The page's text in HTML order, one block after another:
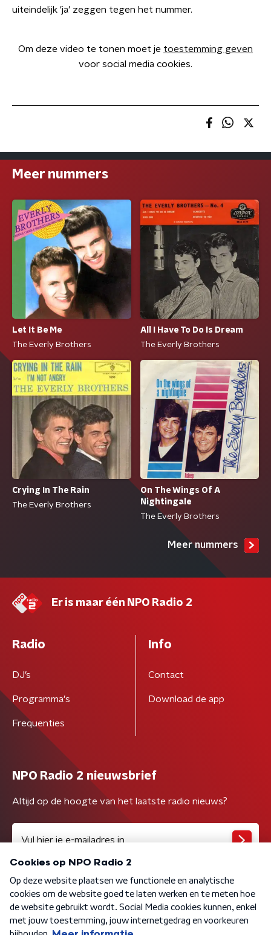
uiteindelijk 'ja' zeggen tegen het nummer.
Om deze video te tonen moet je toestemming geven
voor social media cookies.
Meer nummers
Let It Be Me
The Everly Brothers
All I Have To Do Is Dream
The Everly Brothers
Crying In The Rain
The Everly Brothers
On The Wings Of A
Nightingale
The Everly Brothers
Meer nummers
Er is maar één NPO Radio 2
Radio
DJ’s
Programma's
Frequenties
Info
Contact
Download de app
NPO Radio 2 nieuwsbrief
Altijd op de hoogte van het laatste radio nieuws?
Algemene voorwaarden